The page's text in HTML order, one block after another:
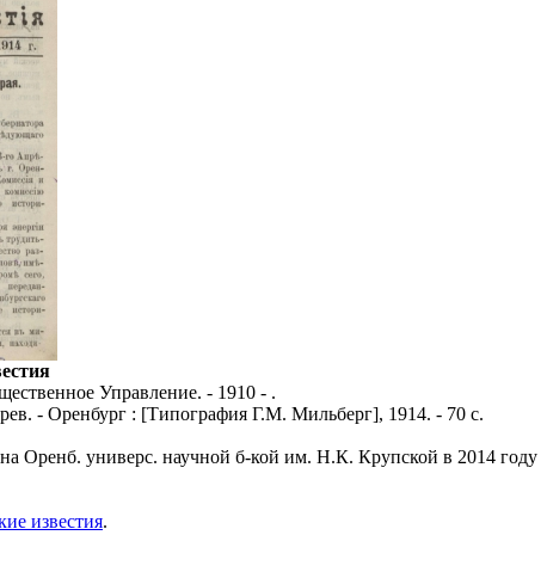
Управление. - 1910 - .
- Оренбург : [Типография Г.М. Мильберг], 1914. - 70 с.
Оренб. универс. научной б-кой им. Н.К. Крупской в 2014 году
известия.